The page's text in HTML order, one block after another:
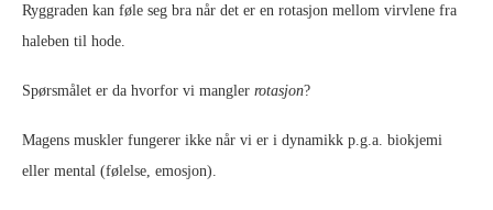
Ryggraden kan føle seg bra når det er en rotasjon mellom virvlene fra
haleben til hode.
Spørsmålet er da hvorfor vi mangler rotasjon?
Magens muskler fungerer ikke når vi er i dynamikk p.g.a. biokjemi
eller mental (følelse, emosjon).